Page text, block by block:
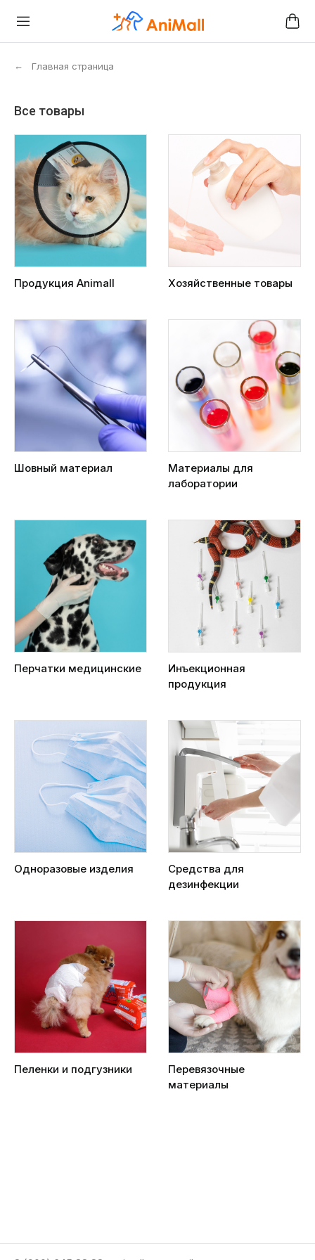
← Главная страница
Все товары
Продукция Animall Хозяйственные товары
Шовный материал
Материалы для
лаборатории
Перчатки медицинские
Инъекционная
продукция
Одноразовые изделия
Средства для
дезинфекции
Пеленки и подгузники
Перевязочные
материалы